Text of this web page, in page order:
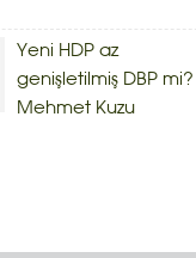
Yeni HDP az
genişletilmiş DBP mi?
Mehmet Kuzu